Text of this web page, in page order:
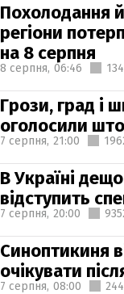
Похолодання
регіони
на 8 серпня
8 серпня, 06:46
Грози, град і
оголосили
7 серпня, 21:00
В Україні
відступить
7 серпня, 20:00
Синоптикиня
очікувати
7 серпня, 08:00